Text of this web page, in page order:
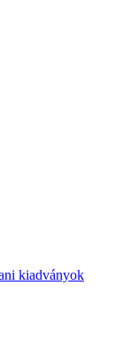
kiadványok